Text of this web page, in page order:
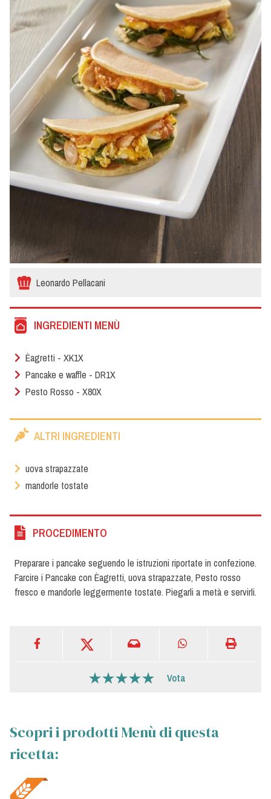
Leonardo Pellacani
INGREDIENTI MENÙ
Èagretti - XK1X
Pancake e waffle - DR1X
Pesto Rosso - X80X
ALTRI INGREDIENTI
uova strapazzate
mandorle tostate
PROCEDIMENTO
Preparare i pancake seguendo le istruzioni riportate in confezione.
Farcire i Pancake con Èagretti, uova strapazzate, Pesto rosso
fresco e mandorle leggermente tostate. Piegarli a metà e servirli.
Vota
Scopri i prodotti Menù di questa
ricetta: